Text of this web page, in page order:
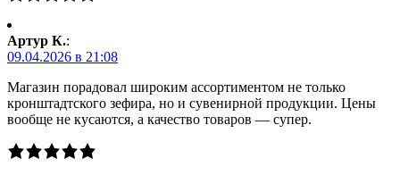
Артур К.:
09.04.2026 в 21:08
Магазин порадовал широким ассортиментом не только
кронштадтского зефира, но и сувенирной продукции. Цены
вообще не кусаются, а качество товаров — супер.